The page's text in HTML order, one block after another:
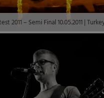
2011 – Semi Final 10.05.2011 |